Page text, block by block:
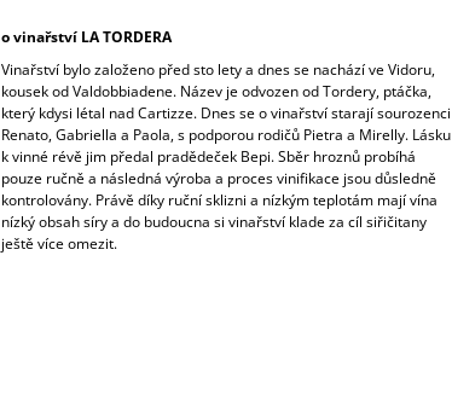
o vinařství LA TORDERA
Vinařství bylo založeno před sto lety a dnes se nachází ve Vidoru,
kousek od Valdobbiadene. Název je odvozen od Tordery, ptáčka,
který kdysi létal nad Cartizze. Dnes se o vinařství starají sourozenci
Renato, Gabriella a Paola, s podporou rodičů Pietra a Mirelly. Lásku
k vinné révě jim předal pradědeček Bepi.Sběr hroznů probíhá
pouze ručně a následná výroba a proces vinifikace jsou důsledně
kontrolovány. Právě díky ruční sklizni a nízkým teplotám mají vína
nízký obsah síry a do budoucna si vinařství klade za cíl siřičitany
ještě více omezit.